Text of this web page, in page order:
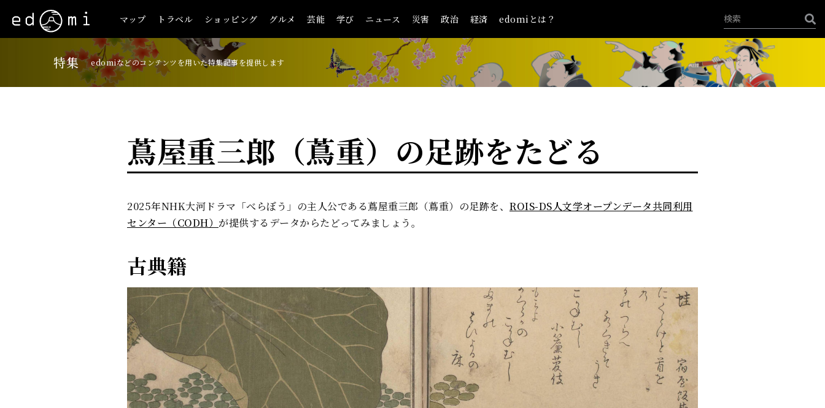
マップ トラベル ショッピング グルメ 芸能 学び ニュース 災害 政治 経済 edomiとは？
特集 edomiなどのコンテンツを用いた特集記事を提供します
蔦屋重三郎（蔦重）の足跡をたどる
2025年NHK大河ドラマ「べらぼう」の主人公である蔦屋重三郎（蔦重）の足跡を、 ROIS-DS人文学オープンデータ共同利用
センター（CODH） が提供するデータからたどってみましょう。
古典籍